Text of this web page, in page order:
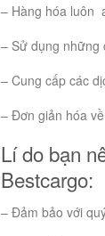
– Hàng hóa luôn
– Sử dụng những
– Cung cấp các
– Đơn giản hóa
Lí do bạn
Bestcargo:
– Đảm bảo với